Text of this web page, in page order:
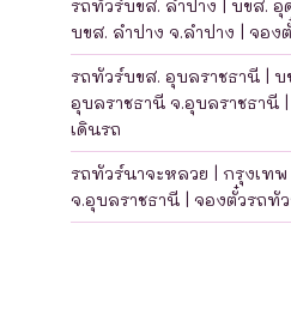
รถทัวร์บขส. ลำปาง | บขส.
บขส. ลำปาง จ.ลำปาง | จอง
รถทัวร์บขส. อุบลราชธานี |
อุบลราชธานี จ.อุบลราชธานี
เดินรถ
รถทัวร์นาจะหลวย | กรุงเท
จ.อุบลราชธานี | จองตั๋วรถทัว